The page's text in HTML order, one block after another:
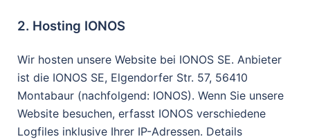
2. Hosting IONOS
Wir hosten unsere Website bei IONOS SE. Anbieter
ist die IONOS SE, Elgendorfer Str. 57, 56410
Montabaur (nachfolgend: IONOS). Wenn Sie unsere
Website besuchen, erfasst IONOS verschiedene
Logfiles inklusive Ihrer IP-Adressen. Details